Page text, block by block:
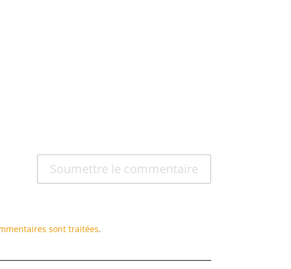
Soumettre le commentaire
sont traitées.